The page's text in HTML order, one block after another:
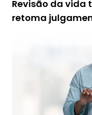
Revisão da vida
retoma